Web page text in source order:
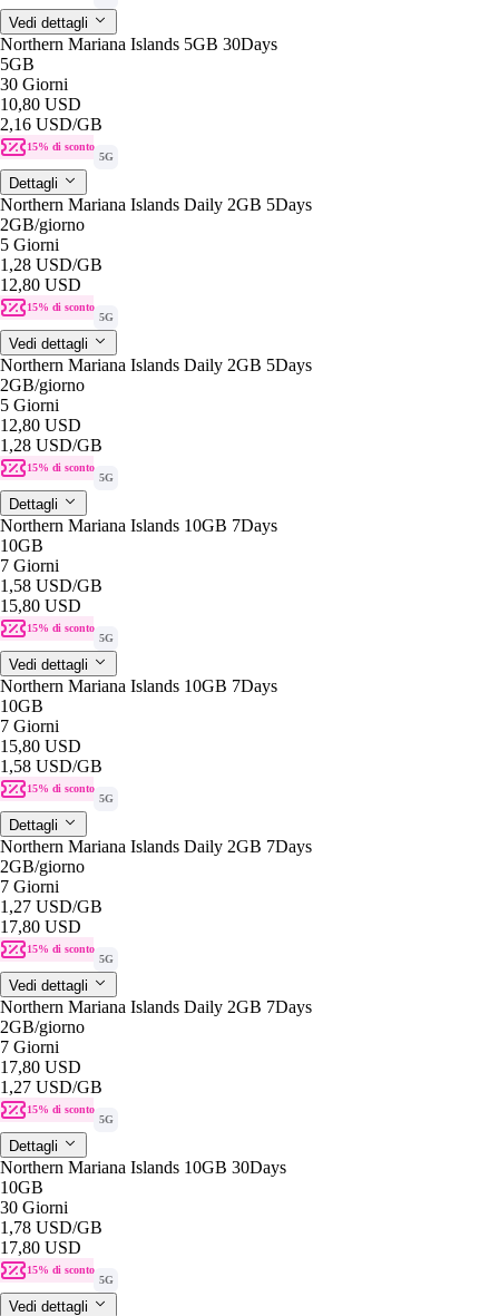
Vedi dettagli
Northern Mariana Islands 5GB 30Days
5GB
30 Giorni
10,80 USD
2,16 USD/GB
15% di sconto
5G
Dettagli
Northern Mariana Islands Daily 2GB 5Days
2GB/giorno
5 Giorni
1,28 USD/GB
12,80 USD
15% di sconto
5G
Vedi dettagli
Northern Mariana Islands Daily 2GB 5Days
2GB/giorno
5 Giorni
12,80 USD
1,28 USD/GB
15% di sconto
5G
Dettagli
Northern Mariana Islands 10GB 7Days
10GB
7 Giorni
1,58 USD/GB
15,80 USD
15% di sconto
5G
Vedi dettagli
Northern Mariana Islands 10GB 7Days
10GB
7 Giorni
15,80 USD
1,58 USD/GB
15% di sconto
5G
Dettagli
Northern Mariana Islands Daily 2GB 7Days
2GB/giorno
7 Giorni
1,27 USD/GB
17,80 USD
15% di sconto
5G
Vedi dettagli
Northern Mariana Islands Daily 2GB 7Days
2GB/giorno
7 Giorni
17,80 USD
1,27 USD/GB
15% di sconto
5G
Dettagli
Northern Mariana Islands 10GB 30Days
10GB
30 Giorni
1,78 USD/GB
17,80 USD
15% di sconto
5G
Vedi dettagli